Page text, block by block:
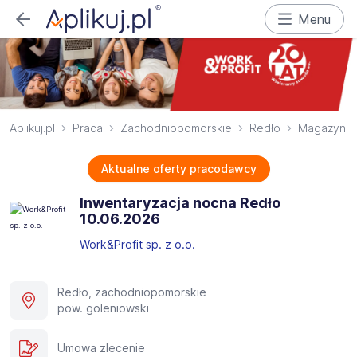
Menu
Aplikuj.pl Praca Zachodniopomorskie Redło
Aktualne oferty pracodawcy
Inwentaryzacja nocna Redło
10.06.2026​
Work&Profit sp. z o.o.
Redło, zachodniopomorskie
pow. goleniowski
Umowa zlecenie